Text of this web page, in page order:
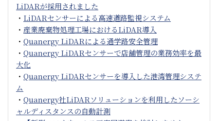
LiDARが採用されました
・ LiDARセンサーによる高速道路監視システム
・ 産業廃棄物処理工場におけるLiDAR導入
・ Quanergy LiDARによる通学路安全管理
・ Quanergy LiDARセンサーで店舗管理の業務効率を最
大化
・ Quanergy LiDARセンサーを導入した港湾管理システ
ム
・ Quanergy社LiDARソリューションを利用したソーシ
ャルディスタンスの自動計測